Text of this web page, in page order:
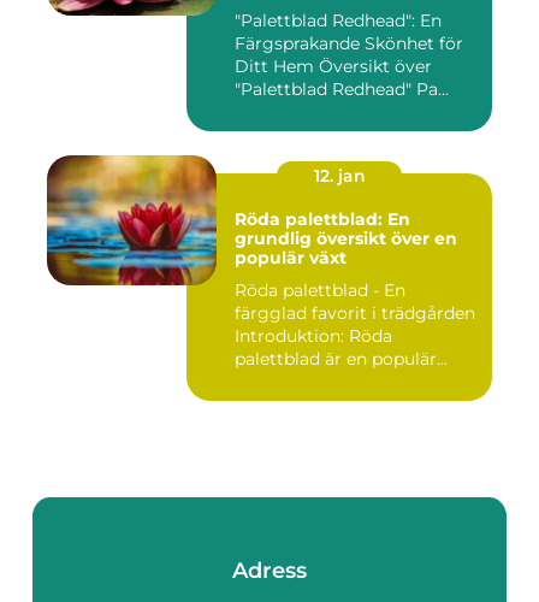
"Palettblad Redhead": En
Färgsprakande Skönhet för
Ditt Hem Översikt över
"Palettblad Redhead" Pa...
12. jan
Röda palettblad: En
grundlig översikt över en
populär växt
Röda palettblad - En
färgglad favorit i trädgården
Introduktion: Röda
palettblad är en populär
Adress